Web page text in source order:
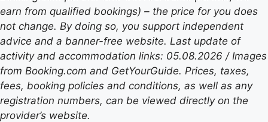
earn from qualified bookings) – the price for you does
not change. By doing so, you support independent
advice and a banner-free website. Last update of
activity and accommodation links: 05.08.2026 / Images
from Booking.com and GetYourGuide. Prices, taxes,
fees, booking policies and conditions, as well as any
registration numbers, can be viewed directly on the
provider’s website.